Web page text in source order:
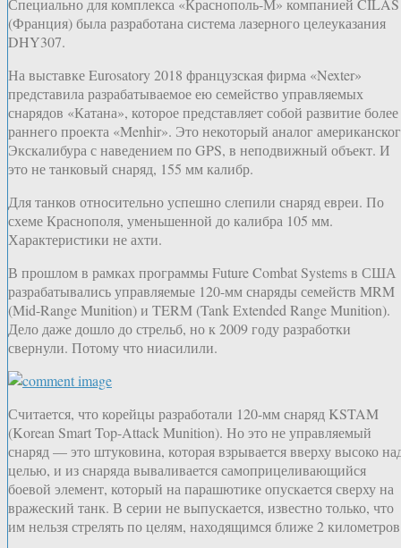
Специально для комплекса «Краснополь-М» компанией CILAS
(Франция) была разработана система лазерного целеуказания
DHY307.
На выставке Eurosatory 2018 французская фирма «Nexter»
представила разрабатываемое ею семейство управляемых
снарядов «Катана», которое представляет собой развитие более
раннего проекта «Menhir». Это некоторый аналог
Экскалибура с наведением по GPS, в неподвижный объект. И
это не танковый снаряд, 155 мм калибр.
Для танков относительно успешно слепили снаряд евреи. По
схеме Краснополя, уменьшенной до калибра 105 мм.
Характеристики не ахти.
В прошлом в рамках программы Future Combat Systems в США
разрабатывались управляемые 120-мм снаряды семейств MRM
(Mid-Range Munition) и TERM (Tank Extended Range Munition).
Дело даже дошло до стрельб, но к 2009 году разработки
свернули. Потому что ниасилили.
Считается, что корейцы разработали 120-мм снаряд KSTAM
(Korean Smart Top-Attack Munition). Но это не управляемый
снаряд — это штуковина, которая взрывается вверху высоко
целью, и из снаряда вываливается самоприцеливающийся
боевой элемент, который на парашютике опускается сверху на
вражеский танк. В серии не выпускается, известно только, что
им нельзя стрелять по целям, находящимся ближе 2